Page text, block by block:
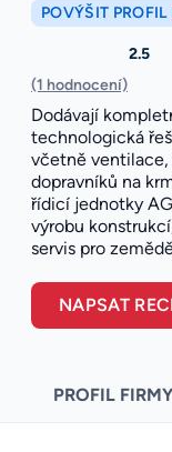
POVÝŠIT PROFIL
2.5
(1 hodnocení)
Dodávají
technologická
včetně ventilace,
dopravníků na
řídicí jednotky
výrobu
servis pro
NAPSAT
PROFIL FIRMY